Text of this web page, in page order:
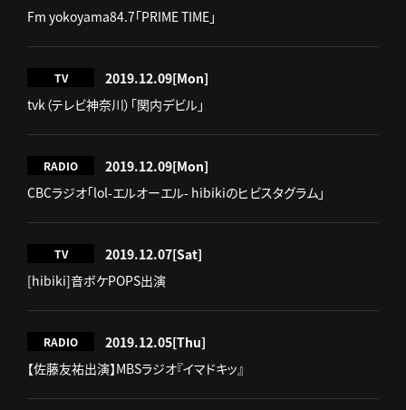
Fm yokoyama84.7「PRIME TIME」
TV 2019.12.09[Mon]
tvk（テレビ神奈川）「関内デビル」
RADIO 2019.12.09[Mon]
CBCラジオ「lol-エルオーエル- hibikiのヒビスタグラム」
TV 2019.12.07[Sat]
[hibiki]音ボケPOPS出演
RADIO 2019.12.05[Thu]
【佐藤友祐出演】MBSラジオ『イマドキッ』